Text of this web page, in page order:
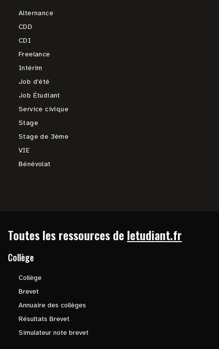
Alternance
CDD
CDI
Freelance
Intérim
Job d'été
Job Étudiant
Service civique
Stage
Stage de 3ème
VIE
Bénévolat
Toutes les ressources de letudiant.fr
Collège
Collège
Brevet
Annuaire des collèges
Résultats Brevet
Simulateur note brevet